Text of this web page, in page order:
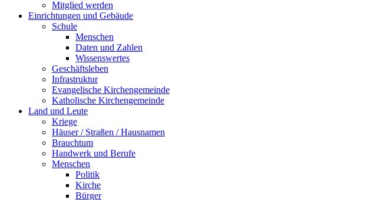
Mitglied werden
Einrichtungen und Gebäude
Schule
Menschen
Daten und Zahlen
Wissenswertes
Geschäftsleben
Infrastruktur
Evangelische Kirchengemeinde
Katholische Kirchengemeinde
Land und Leute
Kriege
Häuser / Straßen / Hausnamen
Brauchtum
Handwerk und Berufe
Menschen
Politik
Kirche
Bürger